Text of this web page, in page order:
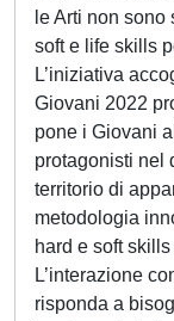
le Arti non
soft e life skills
L’iniziativa
Giovani 2022
pone i Giovani
protagonisti nel
territorio di
metodologia
hard e soft
L’interazione
risponda a